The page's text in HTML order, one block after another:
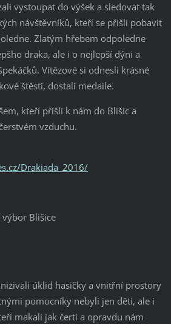
vystoupat do výšek a sledovat tak
návštěvníků, kteří se přišli pobavit
Zlatým hřebem odpoledne
draka, ale i o nejlepší dýni a
Vítězové si odnesli krásné
štěstí, dostali medaile.
kteří přišli k nám do Blišic a
vzduchu.
Drakiada_2016/
výbor Blišice
úklid hasičky a vnitřní prostory
pomocníky nebyli jen děti, ale i
makali jak čerti a opravdu nám